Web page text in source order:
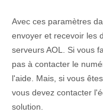
Avec ces paramètres
envoyer et recevoir les
serveurs AOL. Si vous
pas à contacter le
l'aide. Mais, si vous
vous devez contacter
solution.